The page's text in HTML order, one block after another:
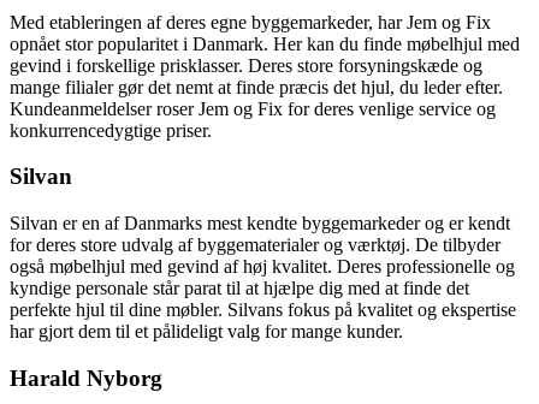
Med etableringen af ​​deres egne byggemarkeder, har Jem og Fix
opnået stor popularitet i Danmark. Her kan du finde møbelhjul med
gevind i forskellige prisklasser. Deres store forsyningskæde og
mange filialer gør det nemt at finde præcis det hjul, du leder efter.
Kundeanmeldelser roser Jem og Fix for deres venlige service og
konkurrencedygtige priser.
Silvan
Silvan er en af Danmarks mest kendte byggemarkeder og er kendt
for deres store udvalg af byggematerialer og værktøj. De tilbyder
også møbelhjul med gevind af høj kvalitet. Deres professionelle og
kyndige personale står parat til at hjælpe dig med at finde det
perfekte hjul til dine møbler. Silvans fokus på kvalitet og ekspertise
har gjort dem til et pålideligt valg for mange kunder.
Harald Nyborg